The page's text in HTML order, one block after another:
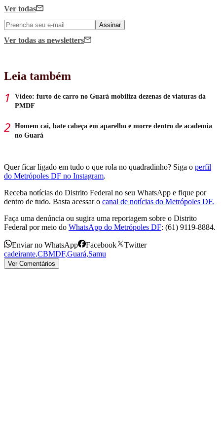
Ver todas
Assinar
Ver todas as newsletters
Leia também
Vídeo: furto de carro no Guará mobiliza dezenas de viaturas da
PMDF
Homem cai, bate cabeça em aparelho e morre dentro de academia
no Guará
Quer ficar ligado em tudo o que rola no quadradinho? Siga o perfil
do Metrópoles DF no Instagram.
Receba notícias do Distrito Federal no seu WhatsApp e fique por
dentro de tudo. Basta acessar o canal de notícias do Metrópoles DF.
Faça uma denúncia ou sugira uma reportagem sobre o Distrito
Federal por meio do WhatsApp do Metrópoles DF: (61) 9119-8884.
Enviar no WhatsApp Facebook
Twitter
cadeirante,CBMDF,Guará,Samu
Ver Comentários